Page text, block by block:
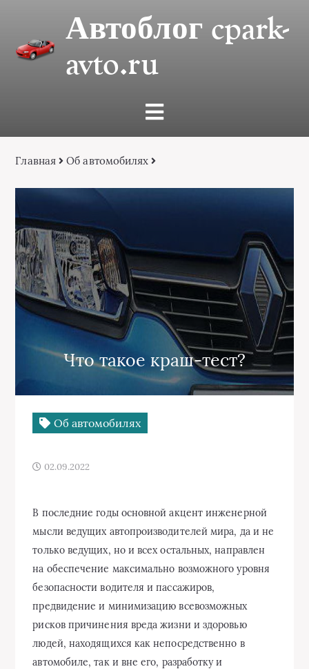
Автоблог cpark-
avto.ru
Главная Об автомобилях
Что такое краш-тест?
Об автомобилях
02.09.2022
В последние годы основной акцент инженерной
мысли ведущих автопроизводителей мира, да и не
только ведущих, но и всех остальных, направлен
на обеспечение максимально возможного уровня
безопасности водителя и пассажиров,
предвидение и минимизацию всевозможных
рисков причинения вреда жизни и здоровью
людей, находящихся как непосредственно в
автомобиле, так и вне его, разработку и